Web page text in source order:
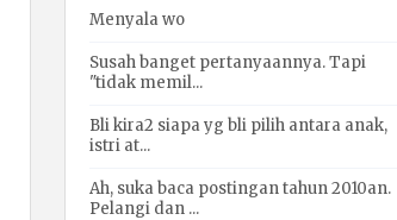
Menyala wo
Susah banget pertanyaannya. Tapi
"tidak memil...
Bli kira2 siapa yg bli pilih antara anak,
istri at...
Ah, suka baca postingan tahun 2010an.
Pelangi dan ...